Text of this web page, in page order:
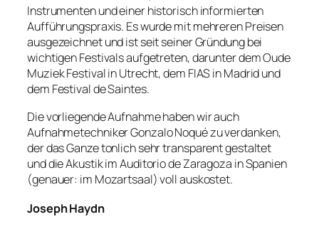
Instrumenten und einer historisch informierten
Aufführungspraxis. Es wurde mit mehreren Preisen
ausgezeichnet und ist seit seiner Gründung bei
wichtigen Festivals aufgetreten, darunter dem Oude
Muziek Festival in Utrecht, dem FIAS in Madrid und
dem Festival de Saintes.
Die vorliegende Aufnahme haben wir auch
Aufnahmetechniker Gonzalo Noqué zu verdanken,
der das Ganze tonlich sehr transparent gestaltet
und die Akustik im Auditorio de Zaragoza in Spanien
(genauer: im Mozartsaal) voll auskostet.
Joseph Haydn